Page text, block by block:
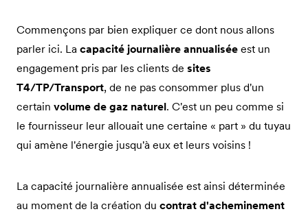
Commençons par bien expliquer ce dont nous allons
parler ici. La capacité journalière annualisée est un
engagement pris par les clients de sites
T4/TP/Transport, de ne pas consommer plus d'un
certain volume de gaz naturel. C'est un peu comme si
le fournisseur leur allouait une certaine « part » du tuyau
qui amène l'énergie jusqu'à eux et leurs voisins !
La capacité journalière annualisée est ainsi déterminée
au moment de la création du contrat d'acheminement